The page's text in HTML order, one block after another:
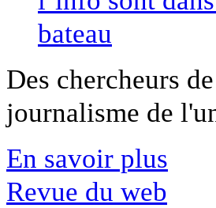
Des chercheurs
journalisme de
En savoir plus
Revue du web